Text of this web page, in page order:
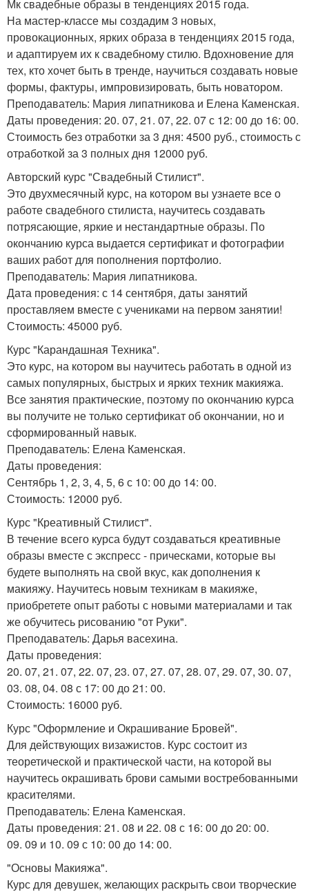
Мк свадебные образы в тенденциях 2015 года.
На мастер-классе мы создадим 3 новых,
провокационных, ярких образа в тенденциях 2015 года,
и адаптируем их к свадебному стилю. Вдохновение для
тех, кто хочет быть в тренде, научиться создавать новые
формы, фактуры, импровизировать, быть новатором.
Преподаватель: Мария липатникова и Елена Каменская.
Даты проведения: 20. 07, 21. 07, 22. 07 с 12: 00 до 16: 00.
Стоимость без отработки за 3 дня: 4500 руб., стоимость с
отработкой за 3 полных дня 12000 руб.
Авторский курс "Свадебный Стилист".
Это двухмесячный курс, на котором вы узнаете все о
работе свадебного стилиста, научитесь создавать
потрясающие, яркие и нестандартные образы. По
окончанию курса выдается сертификат и фотографии
ваших работ для пополнения портфолио.
Преподаватель: Мария липатникова.
Дата проведения: с 14 сентября, даты занятий
проставляем вместе с учениками на первом занятии!
Стоимость: 45000 руб.
Курс "Карандашная Техника".
Это курс, на котором вы научитесь работать в одной из
самых популярных, быстрых и ярких техник макияжа.
Все занятия практические, поэтому по окончанию курса
вы получите не только сертификат об окончании, но и
сформированный навык.
Преподаватель: Елена Каменская.
Даты проведения:
Сентябрь 1, 2, 3, 4, 5, 6 с 10: 00 до 14: 00.
Стоимость: 12000 руб.
Курс "Креативный Стилист".
В течение всего курса будут создаваться креативные
образы вместе с экспресс - прическами, которые вы
будете выполнять на свой вкус, как дополнения к
макияжу. Научитесь новым техникам в макияже,
приобретете опыт работы с новыми материалами и так
же обучитесь рисованию "от Руки".
Преподаватель: Дарья васехина.
Даты проведения:
20. 07, 21. 07, 22. 07, 23. 07, 27. 07, 28. 07, 29. 07, 30. 07,
03. 08, 04. 08 с 17: 00 до 21: 00.
Стоимость: 16000 руб.
Курс "Оформление и Окрашивание Бровей".
Для действующих визажистов. Курс состоит из
теоретической и практической части, на которой вы
научитесь окрашивать брови самыми востребованными
красителями.
Преподаватель: Елена Каменская.
Даты проведения: 21. 08 и 22. 08 с 16: 00 до 20: 00.
09. 09 и 10. 09 с 10: 00 до 14: 00.
"Основы Макияжа".
Курс для девушек, желающих раскрыть свои творческие